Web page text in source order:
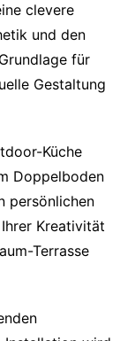
clevere
und den
für
Gestaltung
Küche
Doppelboden
persönlichen
Kreativität
Terrasse